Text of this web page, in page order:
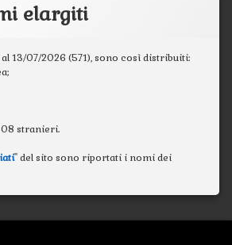
elargiti
13/07/2026 (571), sono così distribuiti:
stranieri.
" del sito sono riportati i nomi dei